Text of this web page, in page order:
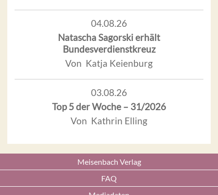
04.08.26
Natascha Sagorski erhält
Bundesverdienstkreuz
Von Katja Keienburg
03.08.26
Top 5 der Woche – 31/2026
Von Kathrin Elling
Meisenbach Verlag
FAQ